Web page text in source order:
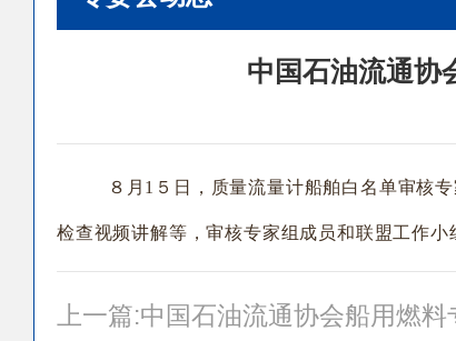
中国石油流通协
８月1５日，质量流量计船舶白名单审核
检查视频讲解等，审核专家组成员和联盟工作小
上一篇:中国石油流通协会船用燃